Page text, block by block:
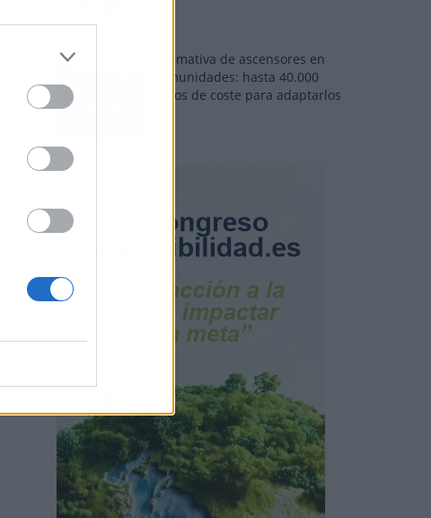
Normativa de ascensores en
comunidades: hasta 40.000
euros de coste para adaptarlos